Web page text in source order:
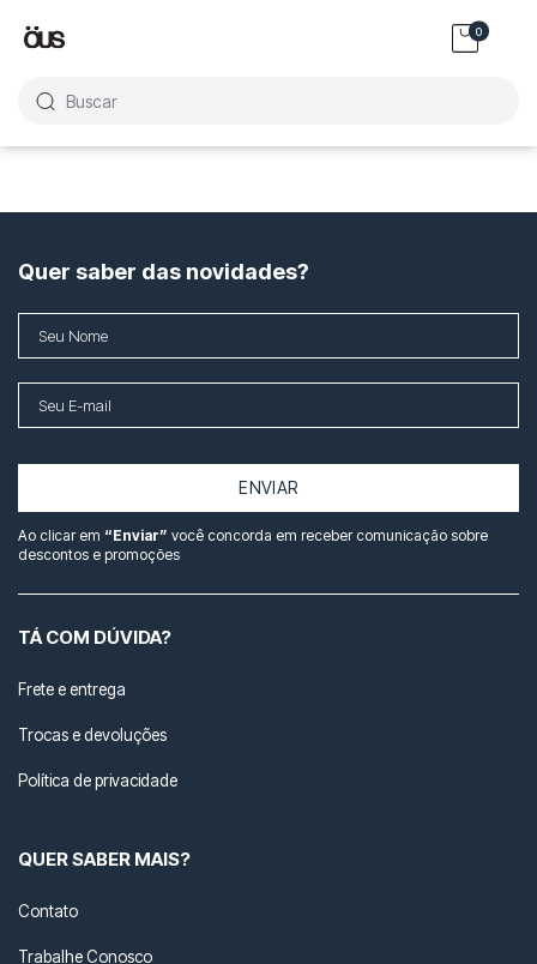
0
Quer saber das novidades?
ENVIAR
Ao clicar em “Enviar” você concorda em receber comunicação sobre
descontos e promoções
TÁ COM DÚVIDA?
Frete e entrega
Trocas e devoluções
Política de privacidade
QUER SABER MAIS?
Contato
Trabalhe Conosco